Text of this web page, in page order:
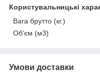
Користувальницькі
Вага брутто (кг.)
Об'єм (м3)
Умови доставки